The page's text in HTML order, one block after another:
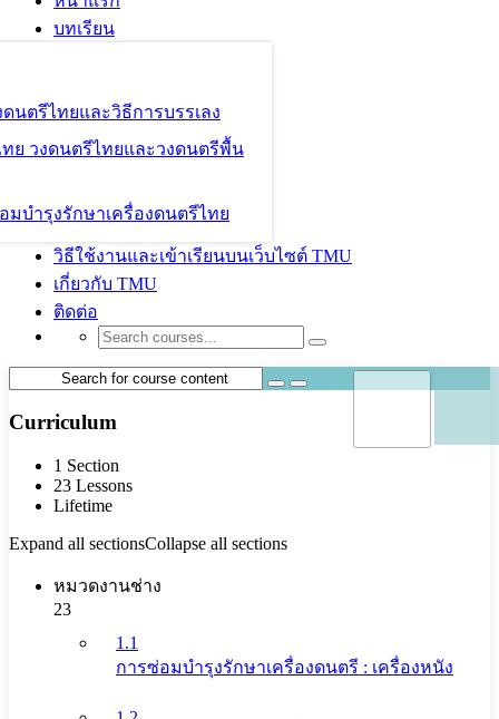
บทเรียน
ดนตรีไทยและวิธีการบรรเลง
ทย วงดนตรีไทยและวงดนตรีพื้น
มบำรุงรักษาเครื่องดนตรีไทย
วิธีใช้งานและเข้าเรียนบนเว็บไซต์ TMU
เกี่ยวกับ TMU
ติดต่อ
Curriculum
1 Section
23 Lessons
Lifetime
Expand all sectionsCollapse all sections
หมวดงานช่าง
23
1.1
การซ่อมบำรุงรักษาเครื่องดนตรี : เครื่องหนัง